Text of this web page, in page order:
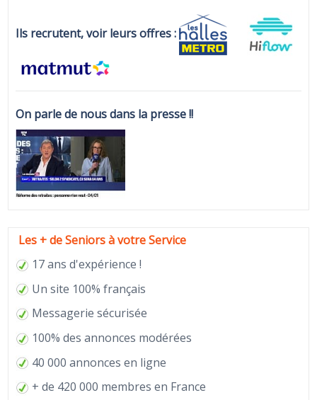
Ils recrutent, voir leurs offres :
On parle de nous dans la presse !!
Les + de Seniors à votre Service
17 ans d'expérience !
Un site 100% français
Messagerie sécurisée
100% des annonces modérées
40 000 annonces en ligne
+ de 420 000 membres en France